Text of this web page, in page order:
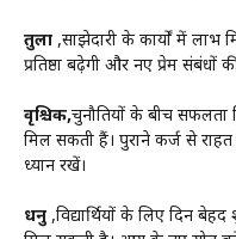
तुला ,साझेदारी के कार्यों में लाभ
प्रतिष्ठा बढ़ेगी और नए प्रेम
वृश्चिक,चुनौतियों के बीच सफलता
मिल सकती हैं। पुराने कर्ज से
ध्यान रखें।
धनु ,विद्यार्थियों के लिए दिन